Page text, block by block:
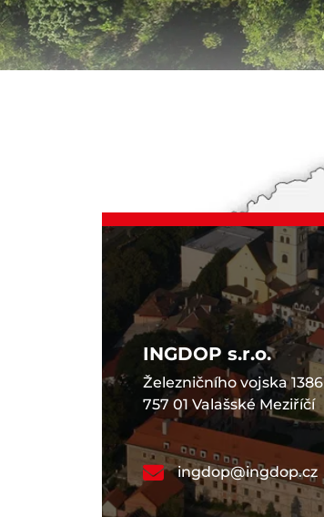
INGDOP s.r.o.
Železničního vojska 1386
757 01 Valašské Meziříčí
ingdop@ingdop.cz